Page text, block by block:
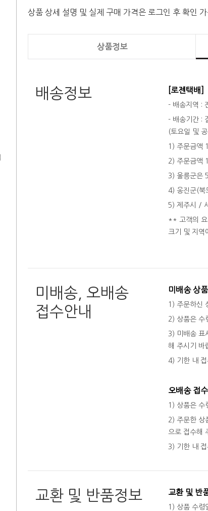
상품 상세 설명 및 실제 구매 가격은 로그인 후 확인
상품정보
배송정보 [로젠택배]
- 배송지역 :
- 배송기간 :
(토요일 및
1) 주문금액
2) 주문금액
3) 울릉군은
4) 옹진군(북
5) 제주시 /
** 고객의 요
크기 및 지역
미배송, 오배송
접수안내
미배송 상
1) 주문하신
2) 상품은 수
3) 미배송 표
해 주시기 바
4) 기한 내
오배송 접수
1) 상품은 수
2) 주문한 상
으로 접수해
3) 기한 내
교환 및 반품정보 교환 및 반
1) 상품 수령